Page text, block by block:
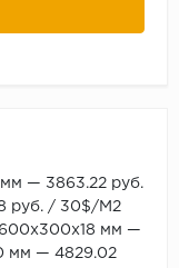
— 3863.22 руб.
руб. / 30$/М2
мм —
мм — 4829.02